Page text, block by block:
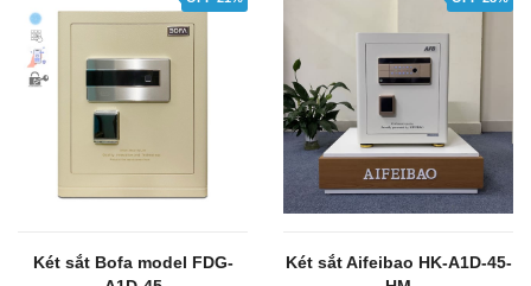
Két sắt Bofa model FDG-
Két sắt Aifeibao HK-A1D-45-